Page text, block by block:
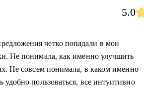
5.0
четко попадали в мои
Не понимала, как именно улучшить
Не совсем понимала, в каком именно
удобно пользоваться, все интуитивно